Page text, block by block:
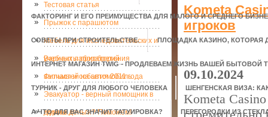
ФАКТОРИНГ И ЕГО ПРЕИМУЩЕСТВА ДЛЯ МАЛОГО И СРЕДНЕГО
СОВЕТЫ ПРИ СТРОИТЕЛЬСТВЕ. ПЛОЩАДКА КАЗИНО, КОТОРАЯ
ИНТЕРНЕТ МАГАЗИН TWIG - ПРОДЛЕВАЕМ ЖИЗНЬ ВАШЕЙ БЫТОВОЙ
ТУРНИК - ДРУГ ДЛЯ ЛЮБОГО ЧЕЛОВЕКА ШЕНГЕНСКАЯ ВИЗА:
А ЧТО ДЛЯ ВАС ЗНАЧИТ ТАТУИРОВКА? ПЕРЕГОРОДКИ ИЗ
Тестовая статья
Прыжок с парашютом
Мебель для исследовательских и
учебных лабораторий
Варианты приобретения
запчастей на автомобиль
Фильмы и события 2011 года
Эвакуатор - верный помощник в
дороге.
Нужны деньги? Поможем!
Kometa
игроков
09.10.2024
Kometa